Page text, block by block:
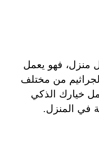
منزل، فهو يعمل
من مختلف
خيارك الذكي
في المنزل.